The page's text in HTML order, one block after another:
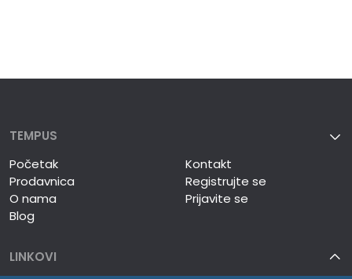
TEMPUS
Početak
Prodavnica
O nama
Blog
Kontakt
Registrujte se
Prijavite se
LINKOVI